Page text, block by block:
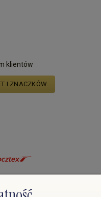
klientów
I ZNACZKÓW